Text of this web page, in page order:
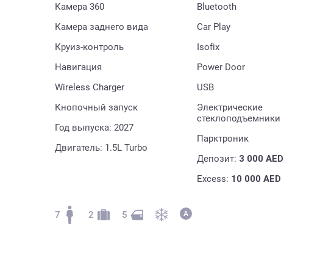
Камера 360
Камера заднего вида
Круиз-контроль
Навигация
Wireless Charger
Кнопочный запуск
Год выпуска: 2027
Двигатель: 1.5L Turbo
Bluetooth
Car Play
Isofix
Power Door
USB
Электрические
стеклоподъемники
Парктроник
Депозит: 3 000 AED
Excess: 10 000 AED
7 2 5